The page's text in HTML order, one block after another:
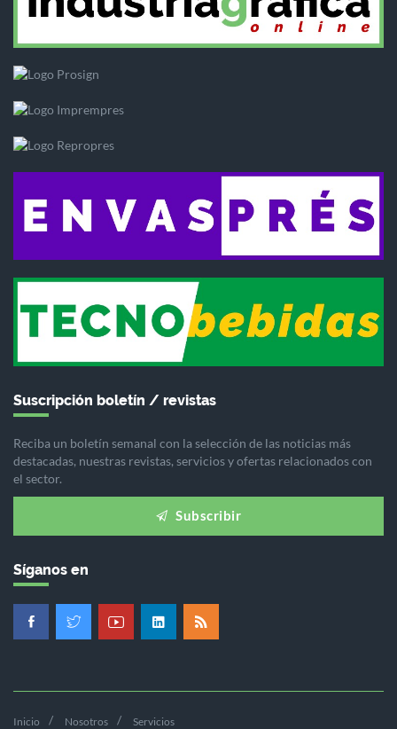
Suscripción boletín / revistas
Reciba un boletín semanal con la selección de las noticias más
destacadas, nuestras revistas, servicios y ofertas relacionados con
el sector.
Subscribir
Síganos en
Inicio Nosotros Servicios